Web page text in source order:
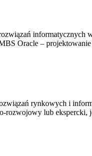
Oracle –
rynkowych i
rozwojowy lub